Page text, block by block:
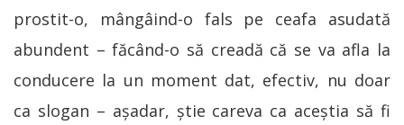
prostit-o, mângâind-o fals pe ceafa asudată
abundent – făcând-o să creadă că se va afla la
conducere la un moment dat, efectiv, nu doar
ca slogan – așadar, știe careva ca aceștia să fi